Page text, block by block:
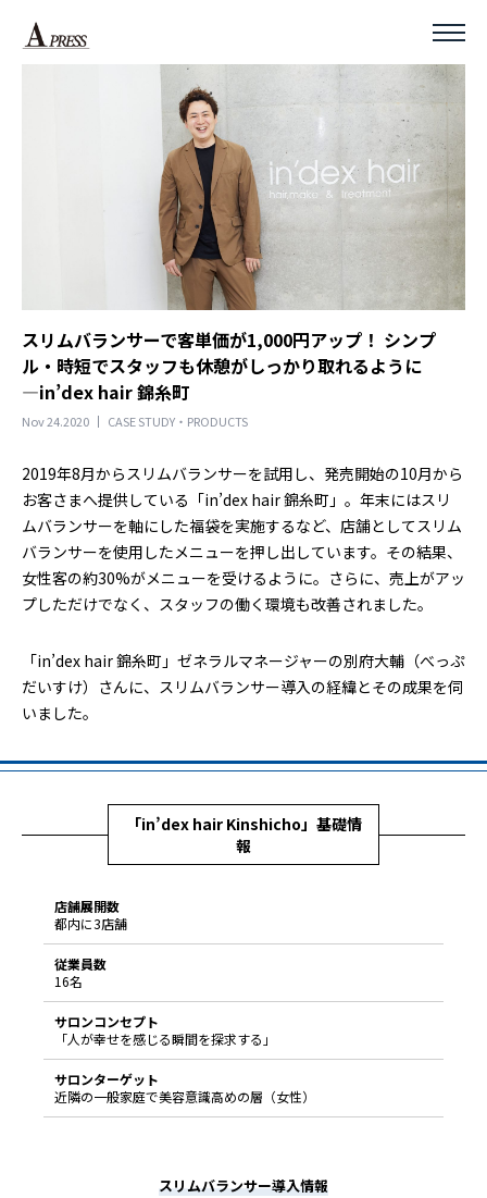
スリムバランサーで客単価が1,000円アップ！ シンプ
ル・時短でスタッフも休憩がしっかり取れるように
―in’dex hair 錦糸町
Nov 24.2020 CASE STUDY・PRODUCTS
2019年8月からスリムバランサーを試用し、発売開始の10月から
お客さまへ提供している「in’dex hair 錦糸町」。年末にはスリ
ムバランサーを軸にした福袋を実施するなど、店舗としてスリム
バランサーを使用したメニューを押し出しています。その結果、
女性客の約30%がメニューを受けるように。さらに、売上がアッ
プしただけでなく、スタッフの働く環境も改善されました。
「in’dex hair 錦糸町」ゼネラルマネージャーの別府大輔（べっぷ
だいすけ）さんに、スリムバランサー導入の経緯とその成果を伺
いました。
「in’dex hair Kinshicho」基礎情
報
店舗展開数
都内に3店舗
従業員数
16名
サロンコンセプト
「人が幸せを感じる瞬間を探求する」
サロンターゲット
近隣の一般家庭で美容意識高めの層（女性）
スリムバランサー導入情報